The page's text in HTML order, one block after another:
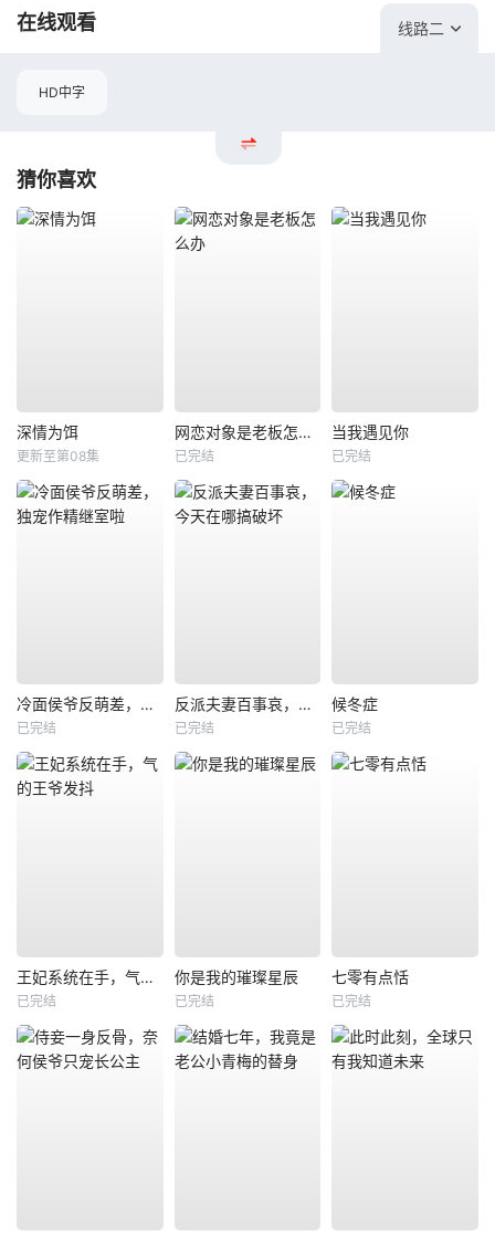
在线观看 线路二
HD中字
猜你喜欢
深情为饵
更新至第08集
网恋对象是老板怎么办
已完结
当我遇见你
已完结
冷面侯爷反萌差，独宠作精继室啦
已完结
反派夫妻百事哀，今天在哪搞破坏
已完结
候冬症
已完结
王妃系统在手，气的王爷发抖
已完结
你是我的璀璨星辰
已完结
七零有点恬
已完结